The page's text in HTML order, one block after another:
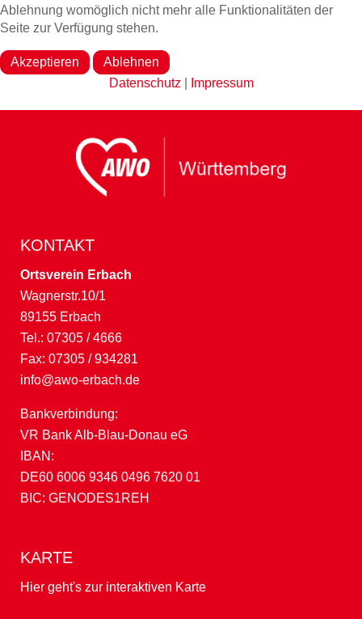
KONTAKT
Ortsverein Erbach
Wagnerstr.10/1
89155 Erbach
Tel.: 07305 / 4666
Fax: 07305 / 934281
info@awo-erbach.de
Bankverbindung:
VR Bank Alb-Blau-Donau eG
IBAN:
DE60 6006 9346 0496 7620 01
BIC: GENODES1REH
KARTE
Hier geht's zur interaktiven Karte
Ablehnung womöglich nicht mehr alle Funktionalitäten der
Seite zur Verfügung stehen.
Akzeptieren
Ablehnen
Datenschutz
Impressum